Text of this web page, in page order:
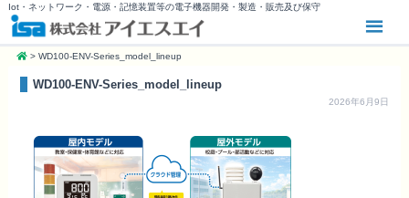
Iot・ネットワーク・電源・記憶装置等の電子機器開発・製造・販売及び保守
> WD100-ENV-Series_model_lineup
WD100-ENV-Series_model_lineup
2026年6月9日